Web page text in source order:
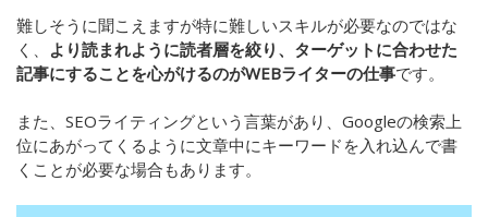
難しそうに聞こえますが特に難しいスキルが必要なのではな
く、 より読まれように読者層を絞り、ターゲットに合わせた
記事にすることを心がけるのがWEBライターの仕事です。
また、SEOライティングという言葉があり、Googleの検索上
位にあがってくるように文章中にキーワードを入れ込んで書
くことが必要な場合もあります。